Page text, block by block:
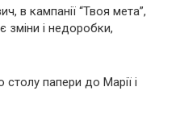
в кампанії “Твоя мета”,
зміни і недоробки,
столу папери до Марії і